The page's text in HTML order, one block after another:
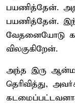
பயணித்தேன்.
பயணித்தேன்.
வேதனையோடு
விலகுகிறேன்.
அந்த இரு
தெரிவித்து,